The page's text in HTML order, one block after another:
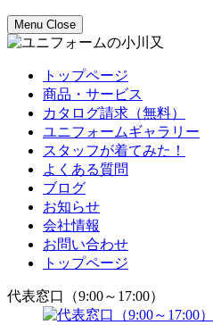
Menu Close
トップページ
商品・サービス
カタログ請求（無料）
ユニフォームギャラリー
スタッフが着てみた！
よくある質問
ブログ
お知らせ
会社情報
お問い合わせ
トップページ
代表窓口（9:00～17:00）